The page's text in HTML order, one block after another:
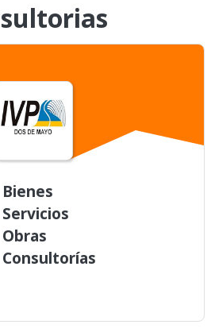
Bienes
Servicios
Obras
Consultorías